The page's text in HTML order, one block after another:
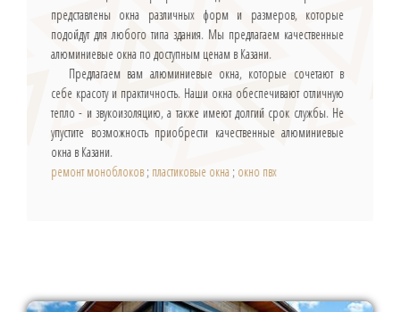
представлены окна различных форм и размеров, которые
подойдут для любого типа здания. Мы предлагаем качественные
алюминиевые окна по доступным ценам в Казани.
Предлагаем вам алюминиевые окна, которые сочетают в
себе красоту и практичность. Наши окна обеспечивают отличную
тепло - и звукоизоляцию, а также имеют долгий срок службы. Не
упустите возможность приобрести качественные алюминиевые
окна в Казани.
ремонт моноблоков;пластиковые окна ;окно пвх